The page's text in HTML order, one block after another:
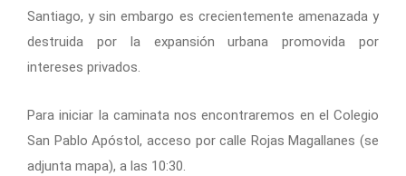
Santiago, y sin embargo es crecientemente amenazada y
destruida por la expansión urbana promovida por
intereses privados.
Para iniciar la caminata nos encontraremos en el Colegio
San Pablo Apóstol, acceso por calle Rojas Magallanes (se
adjunta mapa), a las 10:30.